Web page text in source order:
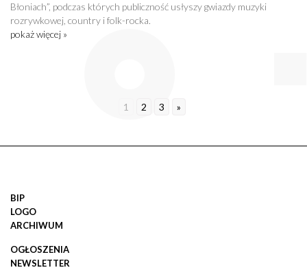
Błoniach”, podczas których publiczność usłyszy gwiazdy muzyki
rozrywkowej, country i folk-rocka.
pokaż więcej »
1 2 3 »
BIP
LOGO
ARCHIWUM
OGŁOSZENIA
NEWSLETTER